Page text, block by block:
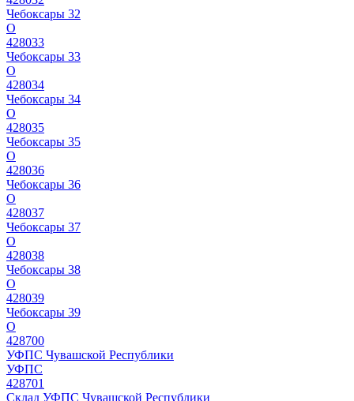
Чебоксары 32
О
428033
Чебоксары 33
О
428034
Чебоксары 34
О
428035
Чебоксары 35
О
428036
Чебоксары 36
О
428037
Чебоксары 37
О
428038
Чебоксары 38
О
428039
Чебоксары 39
О
428700
УФПС Чувашской Республики
УФПС
428701
Склад УФПС Чувашской Республики